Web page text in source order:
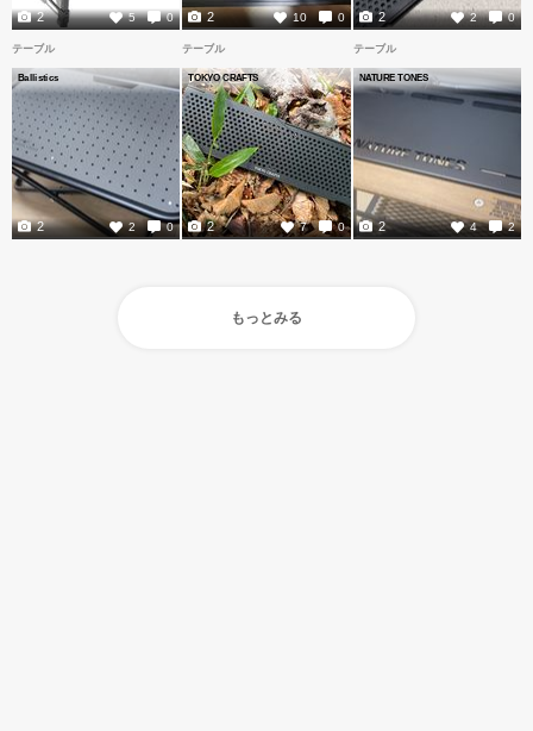
5 0
2 10 0
2 2 0
2
テーブル
Ballistics
2 0
2
テーブル
TOKYO CRAFTS
7 0
2
テーブル
NATURE TONES
4 2
2
もっとみる